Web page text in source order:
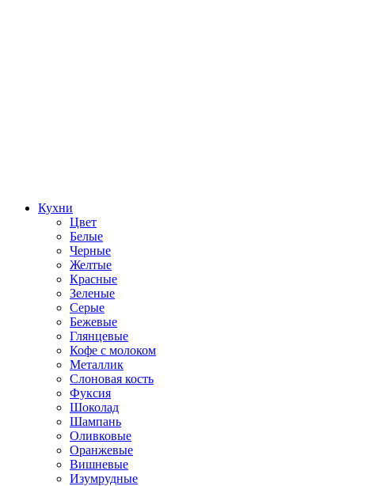
Кухни
Цвет
Белые
Черные
Желтые
Красные
Зеленые
Серые
Бежевые
Глянцевые
Кофе с молоком
Металлик
Слоновая кость
Фуксия
Шоколад
Шампань
Оливковые
Оранжевые
Вишневые
Изумрудные